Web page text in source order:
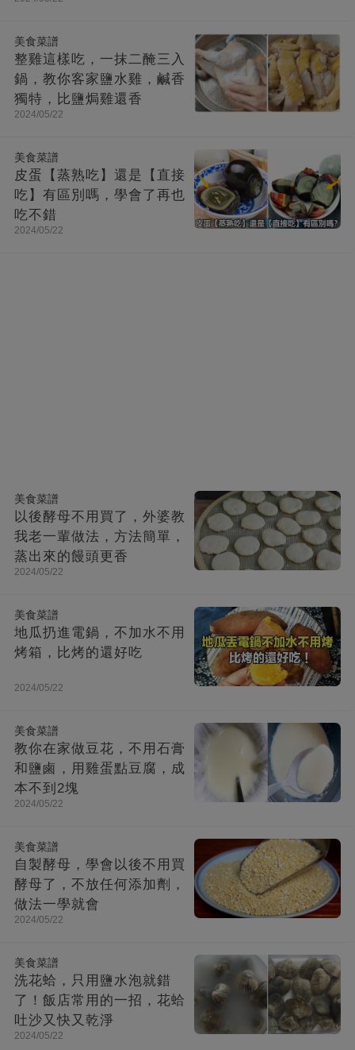
美食菜譜
整雞這樣吃，一抹二醃三入
鍋，教你客家鹽水雞，鹹香
獨特，比鹽焗雞還香
2024/05/22
美食菜譜
皮蛋【蒸熟吃】還是【直接
吃】有區別嗎，學會了再也
吃不錯
2024/05/22
美食菜譜
以後酵母不用買了，外婆教
我老一輩做法，方法簡單，
蒸出來的饅頭更香
2024/05/22
美食菜譜
地瓜扔進電鍋，不加水不用
烤箱，比烤的還好吃
2024/05/22
美食菜譜
教你在家做豆花，不用石膏
和鹽鹵，用雞蛋點豆腐，成
本不到2塊
2024/05/22
美食菜譜
自製酵母，學會以後不用買
酵母了，不放任何添加劑，
做法一學就會
2024/05/22
美食菜譜
洗花蛤，只用鹽水泡就錯
了！飯店常用的一招，花蛤
吐沙又快又乾淨
2024/05/22